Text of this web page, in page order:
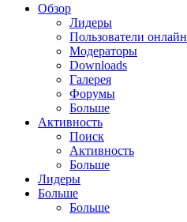
Обзор
Лидеры
Пользователи онлайн
Модераторы
Downloads
Галерея
Форумы
Больше
Активность
Поиск
Активность
Больше
Лидеры
Больше
Больше